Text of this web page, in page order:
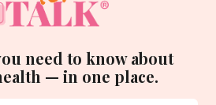
need to know about
— in one place.